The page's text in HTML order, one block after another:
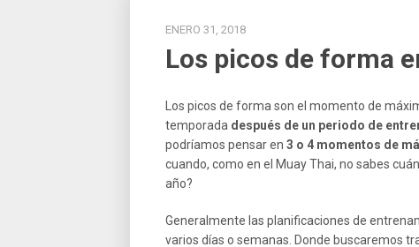
ENERO 31, 2018
Los picos de forma
Los picos de forma son el momento de
temporada después de un periodo de
podríamos pensar en 3 o 4 momentos de
cuando, como en el Muay Thai, no sabes
año?
Generalmente las planificaciones de
varios días o semanas. Donde buscaremos